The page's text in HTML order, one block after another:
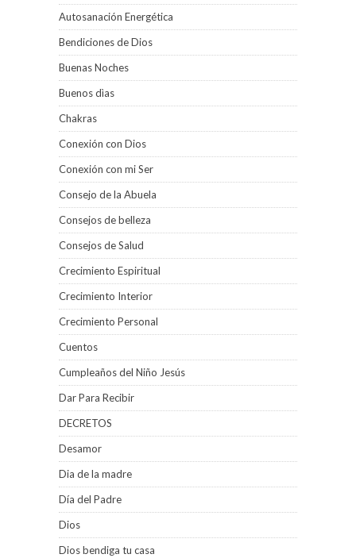
Autosanación Energética
Bendiciones de Dios
Buenas Noches
Buenos dìas
Chakras
Conexión con Dios
Conexión con mi Ser
Consejo de la Abuela
Consejos de belleza
Consejos de Salud
Crecimiento Espiritual
Crecimiento Interior
Crecimiento Personal
Cuentos
Cumpleaños del Niño Jesús
Dar Para Recibir
DECRETOS
Desamor
Dia de la madre
Día del Padre
Dios
Dios bendiga tu casa